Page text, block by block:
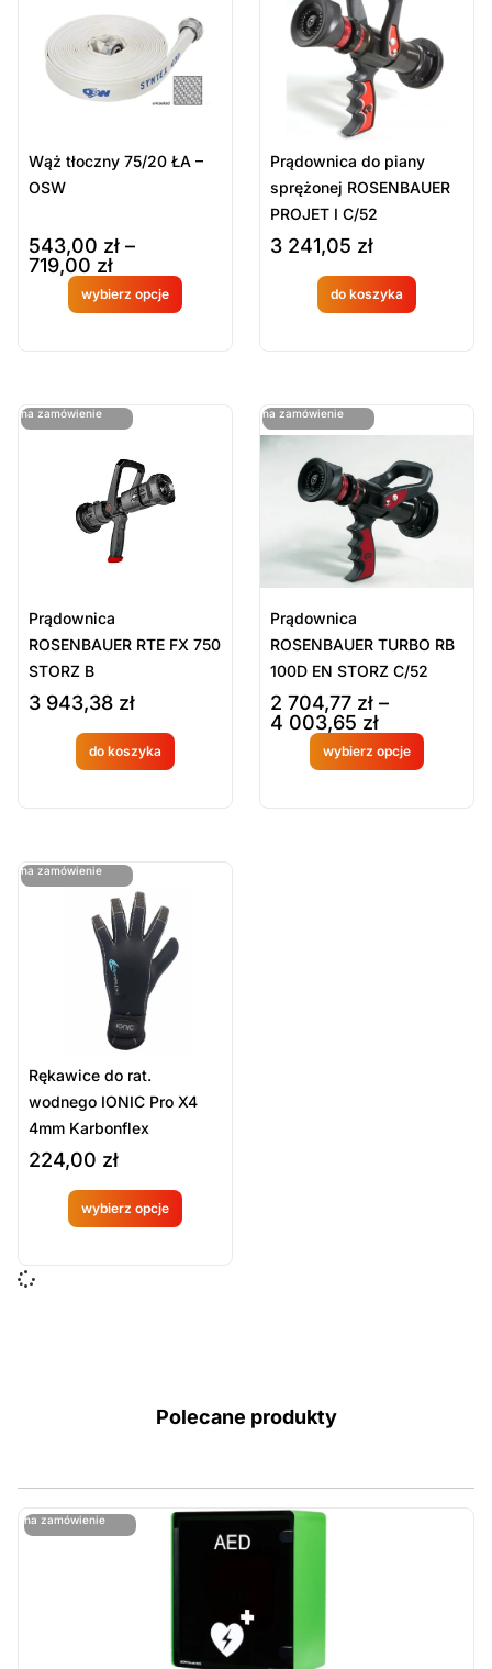
Cena
Kategorie Produktów
Odzież do pracy w wodzie
Prądownice
Ratownictwo wodne
Wyczyść
Wąż tłoczny 75/20 ŁA –
OSW
543,00 zł –
719,00 zł
wybierz opcje
Produkt
na
zamówien
Prądownica do piany
sprężonej ROSENBAUER
PROJET I C/52
3 241,05 zł
do koszyka
Produkt
na
zamówien
na zamówienie
ostatnie sztuki
Prądownica
ROSENBAUER RTE FX 750
STORZ B
3 943,38 zł
do koszyka
Produkt
na
zamówien
na zamówienie
ostatnie sztuki
Prądownica
ROSENBAUER TURBO RB
100D EN STORZ C/52
2 704,77 zł –
4 003,65 zł
wybierz opcje
Produkt
na zamówienie
ostatnie sztuki
Rękawice do rat.
wodnego IONIC Pro X4
4mm Karbonflex
224,00 zł
wybierz opcje
Produkt
dostępny
Polecane produkty
na zamówienie
ostatnie sztuki